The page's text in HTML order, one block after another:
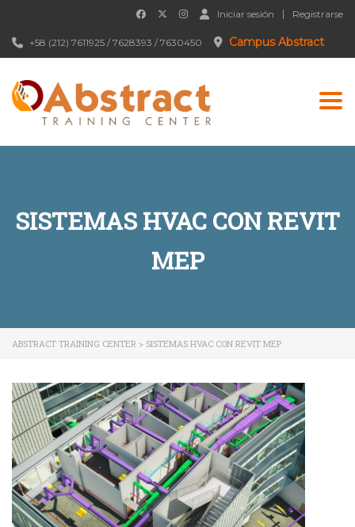
Iniciar sesión Registrarse
Campus Abstract
+58 (212) 7611925 / 7628393 / 7630450
SISTEMAS HVAC CON REVIT
MEP
ABSTRACT TRAINING CENTER > SISTEMAS HVAC CON REVIT MEP